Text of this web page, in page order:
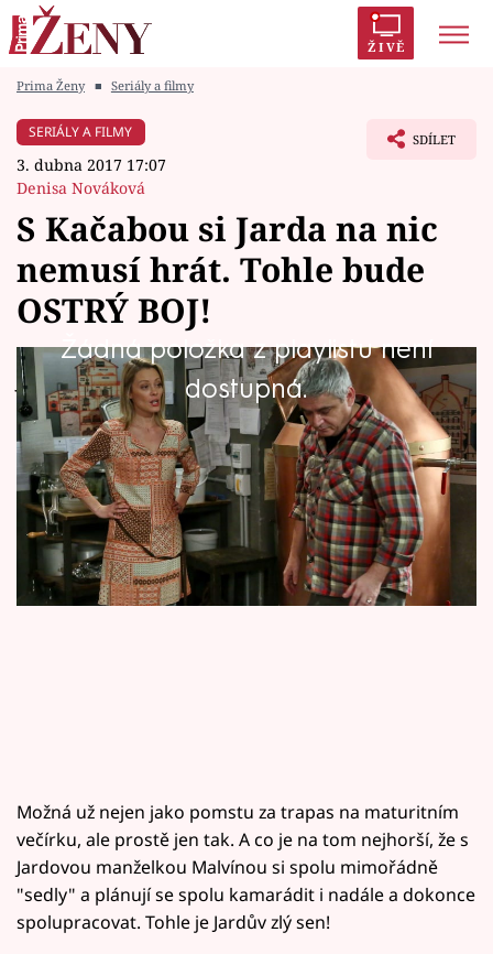
ŽIVĚ
Módní alarm
Témata
Celebrity
Vztahy
Seriály
Horoskopy
Sledujte prima+
Filmový festival Karlovy Vary
Sledujte nás
Prima Ženy ■ Seriály a filmy
SERIÁLY A FILMY
3. dubna 2017 17:07
Denisa Nováková
SDÍLET
S Kačabou si Jarda na nic
nemusí hrát. Tohle bude
OSTRÝ BOJ!
Žádná položka z playlistu není
dostupná.
Jarda Slepička začíná pomalu tušit, že tahle
"ženská" mu udělá co nevidět ze života peklo.
Možná už nejen jako pomstu za trapas na maturitním
večírku, ale prostě jen tak. A co je na tom nejhorší, že s
Jardovou manželkou Malvínou si spolu mimořádně
"sedly" a plánují se spolu kamarádit i nadále a dokonce
spolupracovat. Tohle je Jardův zlý sen!